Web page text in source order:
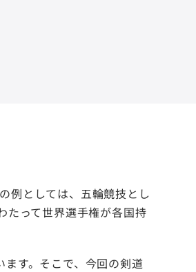
例としては、五輪競技とし
たって世界選手権が各国持
す。そこで、今回の剣道